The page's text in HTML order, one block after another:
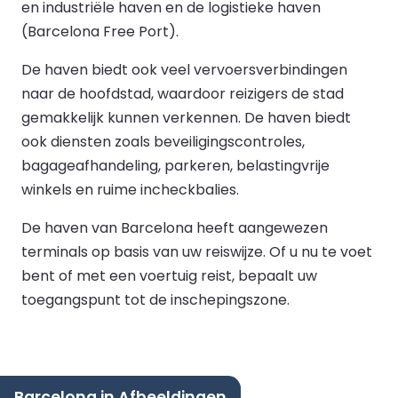
en industriële haven en de logistieke haven
(Barcelona Free Port).
De haven biedt ook veel vervoersverbindingen
naar de hoofdstad, waardoor reizigers de stad
gemakkelijk kunnen verkennen. De haven biedt
ook diensten zoals beveiligingscontroles,
bagageafhandeling, parkeren, belastingvrije
winkels en ruime incheckbalies.
De haven van Barcelona heeft aangewezen
terminals op basis van uw reiswijze. Of u nu te voet
bent of met een voertuig reist, bepaalt uw
toegangspunt tot de inschepingszone.